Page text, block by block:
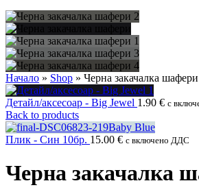
Начало » Shop » Черна закачалка шафери
Детайл/аксесоар - Big Jewel 1.90 € с
Back to products
Плик - Син 10бр. 15.00 € с включено ДДС
Черна закачалка